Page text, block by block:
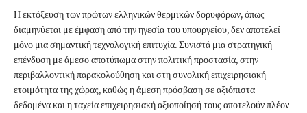
Η εκτόξευση των πρώτων ελληνικών θερμικών δορυφόρων, όπως
διαμηνύεται με έμφαση από την ηγεσία του υπουργείου, δεν αποτελεί
μόνο μια σημαντική τεχνολογική επιτυχία. Συνιστά μια στρατηγική
επένδυση με άμεσο αποτύπωμα στην πολιτική προστασία, στην
περιβαλλοντική παρακολούθηση και στη συνολική επιχειρησιακή
ετοιμότητα της χώρας, καθώς η άμεση πρόσβαση σε αξιόπιστα
δεδομένα και η ταχεία επιχειρησιακή αξιοποίησή τους αποτελούν πλέον